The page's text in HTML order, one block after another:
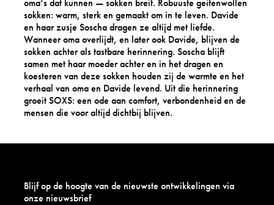
sokken: warm, sterk en gemaakt om in te leven. Davide
en haar zusje Soscha dragen ze altijd met liefde.
Wanneer oma overlijdt, en later ook Davide, blijven de
sokken achter als tastbare herinnering. Soscha blijft
samen met haar moeder achter en in het dragen en
koesteren van deze sokken houden zij de warmte en het
verhaal van oma en Davide levend. Uit die herinnering
groeit SOXS: een ode aan comfort, verbondenheid en de
mensen die voor altijd dichtbij blijven.
Blijf op de hoogte van de nieuwste ontwikkelingen via
onze nieuwsbrief